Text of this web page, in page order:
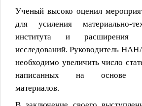
Ученый высоко оценил
для усиления материально-
института и расширения
исследований. Руководитель
необходимо увеличить число
написанных на основе
материалов.